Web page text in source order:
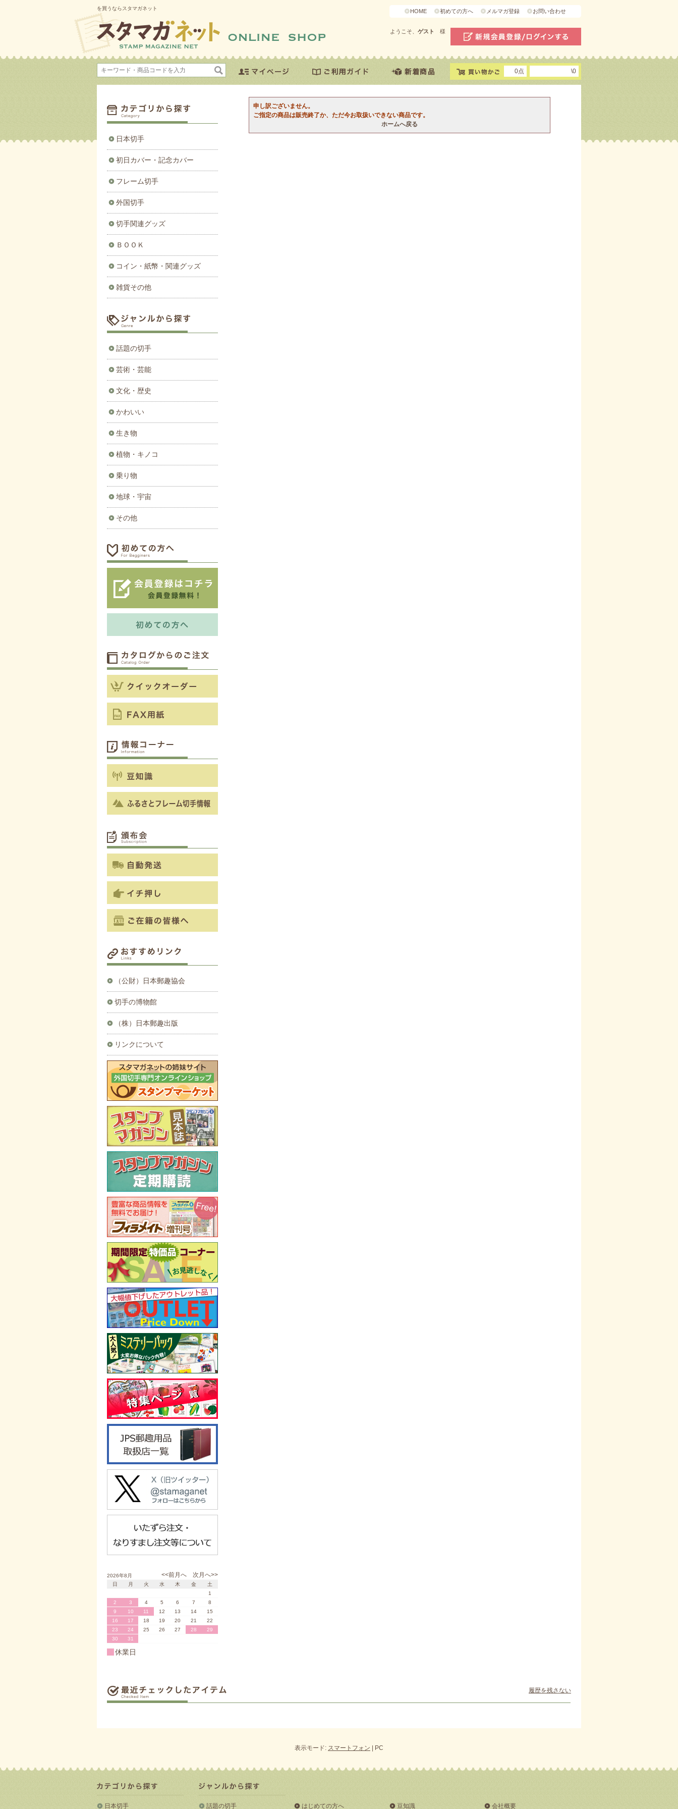
を買うならスタマガネット HOME 初めての方へ メルマガ登録 お問い合わせ
ようこそ、 ゲスト 様
0点 \0
申し訳ございません。
ご指定の商品は販売終了か、ただ今お取扱いできない商品です。
ホームへ戻る
日本切手
初日カバー・記念カバー
フレーム切手
外国切手
切手関連グッズ
ＢＯＯＫ
コイン・紙幣・関連グッズ
雑貨その他
話題の切手
芸術・芸能
文化・歴史
かわいい
生き物
植物・キノコ
乗り物
地球・宇宙
その他
（公財）日本郵趣協会
切手の博物館
（株）日本郵趣出版
リンクについて
<<前月へ 次月へ>>
2026年8月
日
月 火 水 木 金
土
1
2
3 4 5 6 7
8
9
10 11 12 13 14
15
16
17 18 19 20 21
22
23
24 25 26 27 28
29
30
31
休業日
履歴を残さない
表示モード: スマートフォン | PC
日本切手 話題の切手 はじめての方へ 豆知識 会社概要